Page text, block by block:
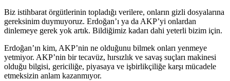
Biz istihbarat örgütlerinin topladığı verilere, onların gizli dosyalarına
gereksinim duymuyoruz. Erdoğan’ı ya da AKP’yi onlardan
dinlemeye gerek yok artık. Bildiğimiz kadarı dahi yeterli bizim için.
Erdoğan’ın kim, AKP’nin ne olduğunu bilmek onları yenmeye
yetmiyor. AKP’nin bir tecavüz, hırsızlık ve savaş suçları makinesi
olduğu bilgisi, gericiliğe, piyasaya ve işbirlikçiliğe karşı mücadele
etmeksizin anlam kazanmıyor.